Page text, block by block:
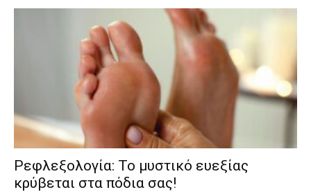
Ρεφλεξολογία: Το μυστικό ευεξίας
κρύβεται στα πόδια σας!